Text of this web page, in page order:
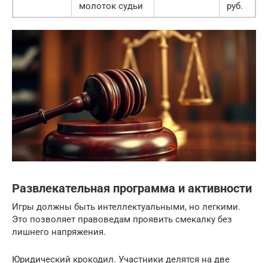
молоток судьи
руб.
Развлекательная программа и активности
Игры должны быть интеллектуальными, но легкими.
Это позволяет правоведам проявить смекалку без
лишнего напряжения.
Юридический крокодил. Участники делятся на две